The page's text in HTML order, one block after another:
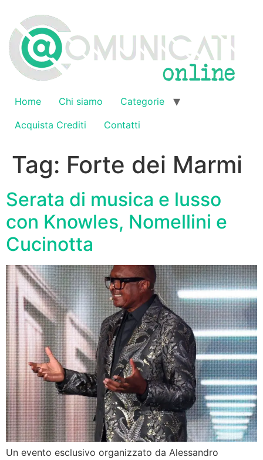
contenuto
Home Chi siamo
Categorie
Acquista Crediti
Contatti
Tag: Forte dei Marmi
Serata di musica e lusso
con Knowles, Nomellini e
Cucinotta
Un evento esclusivo organizzato da Alessandro